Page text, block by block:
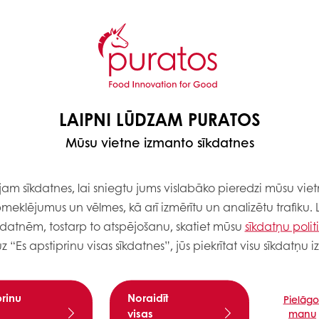
un vides
un šokolādes
un 100% tiek
naudas
Neatkarīgais fonds
sasniegt 8
FAKTOS UN
LAIPNI LŪDZAM PURATOS
Mūsu vietne izmanto sīkdatnes
sīkdatnes, lai sniegtu jums vislabāko pieredzi mūsu
un vēlmes, kā arī izmērītu un analizētu trafiku.
tostarp to atspējošanu, skatiet mūsu sīkdatņu
“Es apstiprinu visas sīkdatnes”, jūs piekrītat visu sīkdatņu
Noraidīt
visas
manu